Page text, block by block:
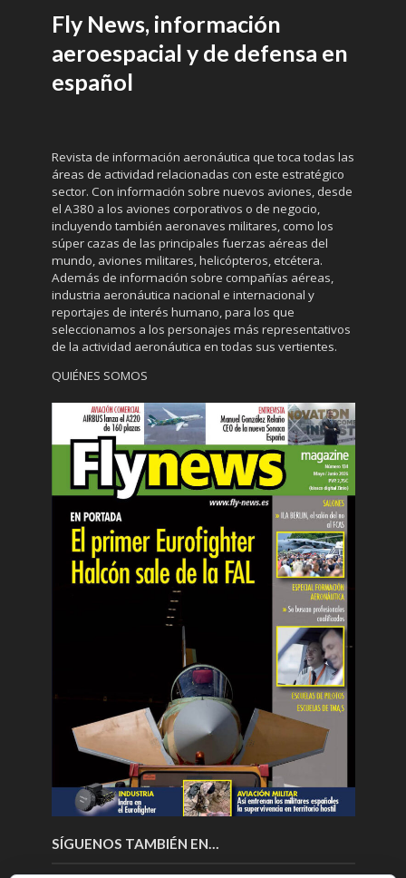
Fly News, información
aeroespacial y de defensa en
español
Revista de información aeronáutica que toca todas las
áreas de actividad relacionadas con este estratégico
sector. Con información sobre nuevos aviones, desde
el A380 a los aviones corporativos o de negocio,
incluyendo también aeronaves militares, como los
súper cazas de las principales fuerzas aéreas del
mundo, aviones militares, helicópteros, etcétera.
Además de información sobre compañías aéreas,
industria aeronáutica nacional e internacional y
reportajes de interés humano, para los que
seleccionamos a los personajes más representativos
de la actividad aeronáutica en todas sus vertientes.
QUIÉNES SOMOS
SÍGUENOS TAMBIÉN EN…